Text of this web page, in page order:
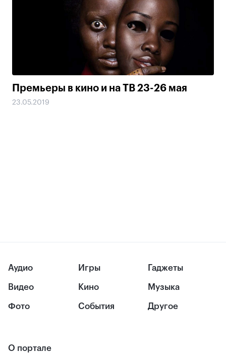
Премьеры в кино и на ТВ 23-26 мая
23.05.2019
Аудио
Видео
Фото
Игры
Кино
События
Гаджеты
Музыка
Другое
О портале